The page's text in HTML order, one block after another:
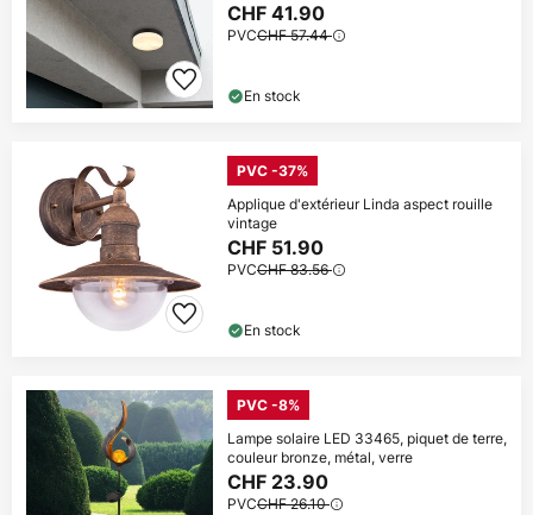
CHF 41.90
PVCCHF 57.44
En stock
PVC -37%
Applique d'extérieur Linda aspect rouille
vintage
CHF 51.90
PVCCHF 83.56
En stock
PVC -8%
Lampe solaire LED 33465, piquet de terre,
couleur bronze, métal, verre
CHF 23.90
PVCCHF 26.10